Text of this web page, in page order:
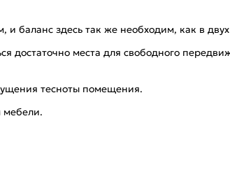
баланс здесь так же необходим, как в
достаточно места для свободного
тесноты помещения.
мебели.